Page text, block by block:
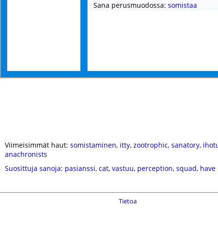
Sana perusmuodossa: somistaa
Viimeisimmät haut: somistaminen, itty, zootrophic, sanatory,
anachronists
Suosittuja sanoja: pasianssi, cat, vastuu, perception, squad, have
Tietoa